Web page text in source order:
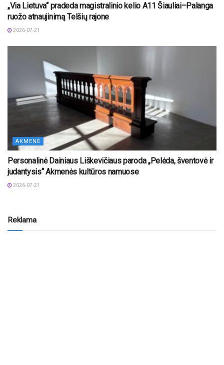
„Via Lietuva“ pradeda magistralinio kelio A11 Šiauliai–Palanga
ruožo atnaujinimą Telšių rajone
2026-07-21
AKMENĖ
Personalinė Dainiaus Liškevičiaus paroda „Pelėda, šventovė ir
judantysis“ Akmenės kultūros namuose
2026-07-21
Reklama